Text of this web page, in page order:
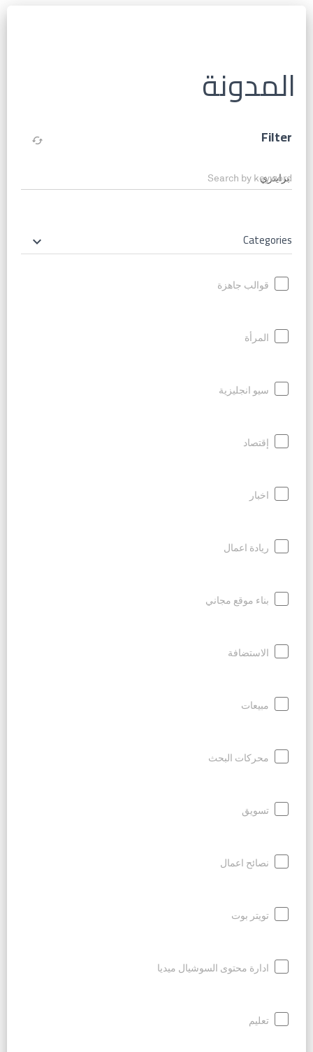
المدونة
Filter
cached
Search by keyword
Categories
keyboard_arrow_down
قوالب جاهزة
المرأة
سيو انجليزية
إقتصاد
اخبار
ريادة اعمال
بناء موقع مجاني
الاستضافة
مبيعات
محركات البحث
تسويق
نصائح اعمال
تويتر بوت
ادارة محتوى السوشيال ميديا
تعليم